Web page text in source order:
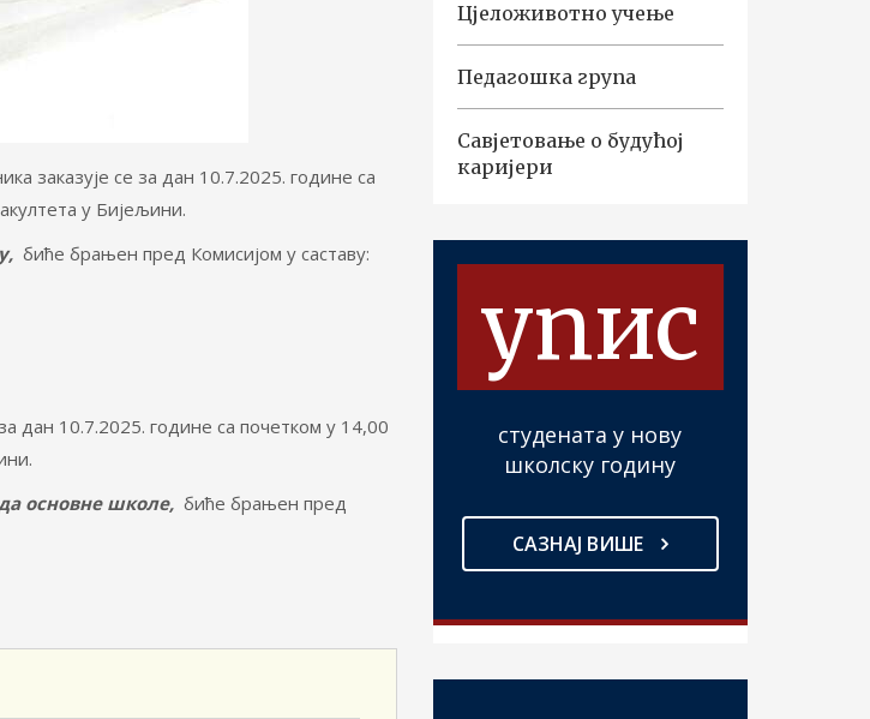
заказује се за дан 10.7.2025. године са
у Бијељини.
биће брањен пред Комисијом у саставу:
дан 10.7.2025. године са почетком у 14,00
основне школе, биће брањен пред
Цјеложивотно учење
Педагошка група
Савјетовање о будућој
каријери
упис
студената у нову
школску годину
САЗНАЈ ВИШЕ